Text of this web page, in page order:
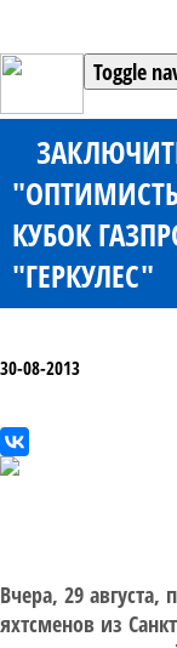
Toggle
КУБОК
"ГЕРКУЛЕС"
30-08-2013
Вчера, 29
яхтсменов из